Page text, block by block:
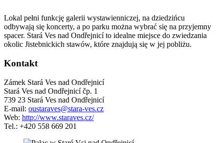
Lokal pełni funkcję galerii wystawienniczej, na dziedzińcu
odbywają się koncerty, a po parku można wybrać się na przyjemny
spacer. Stará Ves nad Ondřejnicí to idealne miejsce do zwiedzania
okolic Jistebnickich stawów, które znajdują się w jej pobliżu.
Kontakt
Zámek Stará Ves nad Ondřejnicí
Stará Ves nad Ondřejnicí čp. 1
739 23 Stará Ves nad Ondřejnicí
E-mail: oustaraves@stara-ves.cz
Web: http://www.staraves.cz/
Tel.: +420 558 669 201